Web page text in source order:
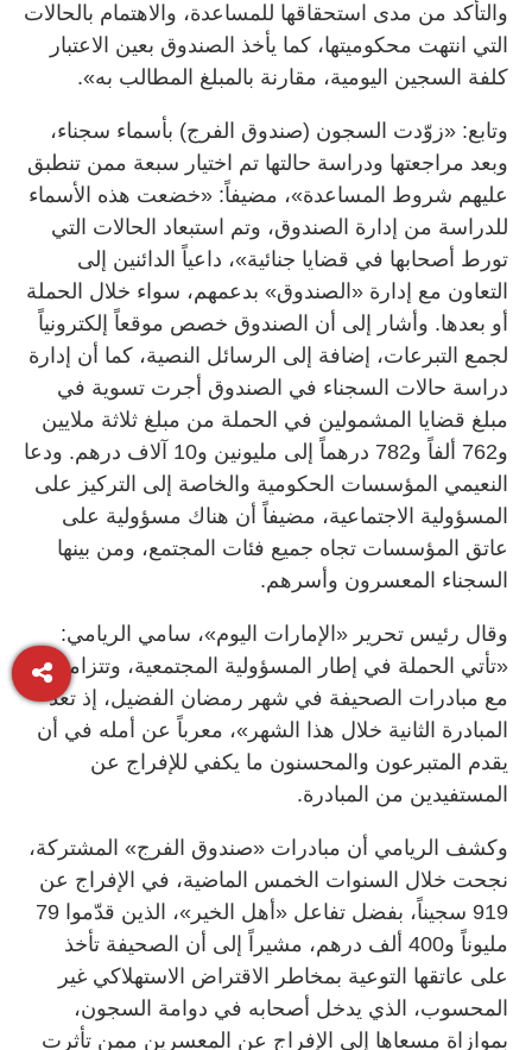
والتأكد من مدى استحقاقها للمساعدة، والاهتمام بالحالات
التي انتهت محكوميتها، كما يأخذ الصندوق بعين الاعتبار
كلفة السجين اليومية، مقارنة بالمبلغ المطالب به».
وتابع: «زوّدت السجون (صندوق الفرج) بأسماء سجناء،
وبعد مراجعتها ودراسة حالتها تم اختيار سبعة ممن تنطبق
عليهم شروط المساعدة»، مضيفاً: «خضعت هذه الأسماء
للدراسة من إدارة الصندوق، وتم استبعاد الحالات التي
تورط أصحابها في قضايا جنائية»، داعياً الدائنين إلى
التعاون مع إدارة «الصندوق» بدعمهم، سواء خلال الحملة
أو بعدها. وأشار إلى أن الصندوق خصص موقعاً إلكترونياً
لجمع التبرعات، إضافة إلى الرسائل النصية، كما أن إدارة
دراسة حالات السجناء في الصندوق أجرت تسوية في
مبلغ قضايا المشمولين في الحملة من مبلغ ثلاثة ملايين
و762 ألفاً و782 درهماً إلى مليونين و10 آلاف درهم. ودعا
النعيمي المؤسسات الحكومية والخاصة إلى التركيز على
المسؤولية الاجتماعية، مضيفاً أن هناك مسؤولية على
عاتق المؤسسات تجاه جميع فئات المجتمع، ومن بينها
السجناء المعسرون وأسرهم.
وقال رئيس تحرير «الإمارات اليوم»، سامي الريامي:
«تأتي الحملة في إطار المسؤولية المجتمعية، وتتزامن
مع مبادرات الصحيفة في شهر رمضان الفضيل، إذ تعد
المبادرة الثانية خلال هذا الشهر»، معرباً عن أمله في أن
يقدم المتبرعون والمحسنون ما يكفي للإفراج عن
المستفيدين من المبادرة.
وكشف الريامي أن مبادرات «صندوق الفرج» المشتركة،
نجحت خلال السنوات الخمس الماضية، في الإفراج عن
919 سجيناً، بفضل تفاعل «أهل الخير»، الذين قدّموا 79
مليوناً و400 ألف درهم، مشيراً إلى أن الصحيفة تأخذ
على عاتقها التوعية بمخاطر الاقتراض الاستهلاكي غير
المحسوب، الذي يدخل أصحابه في دوامة السجون،
بموازاة مسعاها إلى الإفراج عن المعسرين ممن تأثرت